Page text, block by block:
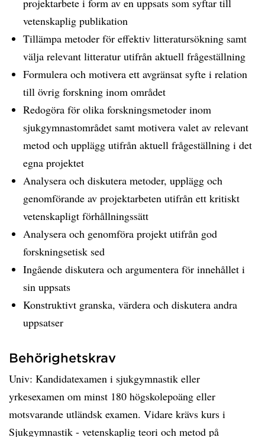
projektarbete i form av en uppsats som syftar till
vetenskaplig publikation
Tillämpa metoder för effektiv litteratursökning samt
välja relevant litteratur utifrån aktuell frågeställning
Formulera och motivera ett avgränsat syfte i relation
till övrig forskning inom området
Redogöra för olika forskningsmetoder inom
sjukgymnastområdet samt motivera valet av relevant
metod och upplägg utifrån aktuell frågeställning i det
egna projektet
Analysera och diskutera metoder, upplägg och
genomförande av projektarbeten utifrån ett kritiskt
vetenskapligt förhållningssätt
Analysera och genomföra projekt utifrån god
forskningsetisk sed
Ingående diskutera och argumentera för innehållet i
sin uppsats
Konstruktivt granska, värdera och diskutera andra
uppsatser
Behörighetskrav
Univ: Kandidatexamen i sjukgymnastik eller
yrkesexamen om minst 180 högskolepoäng eller
motsvarande utländsk examen. Vidare krävs kurs i
Sjukgymnastik - vetenskaplig teori och metod på